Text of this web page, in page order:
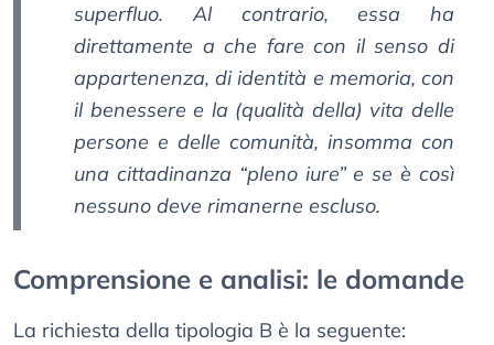
superfluo. Al contrario, essa ha
direttamente a che fare con il senso di
appartenenza, di identità e memoria, con
il benessere e la (qualità della) vita delle
persone e delle comunità, insomma con
una cittadinanza “pleno iure” e se è così
nessuno deve rimanerne escluso.
Comprensione e analisi: le domande
La richiesta della tipologia B è la seguente: